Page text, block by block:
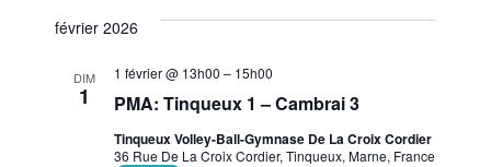
février 2026
DIM
1 PMA: Tinqueux 1 – Cambrai 3
1 février @ 13h00 – 15h00
Tinqueux Volley-Ball-Gymnase De La Croix Cordier
36 Rue De La Croix Cordier, Tinqueux, Marne, France